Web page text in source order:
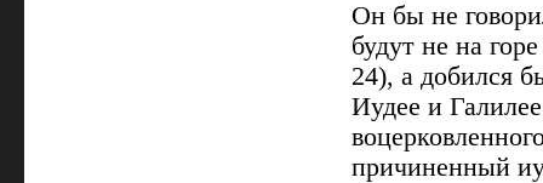
Он бы не
будут не на
24), а добился
Иудее и
причиненный